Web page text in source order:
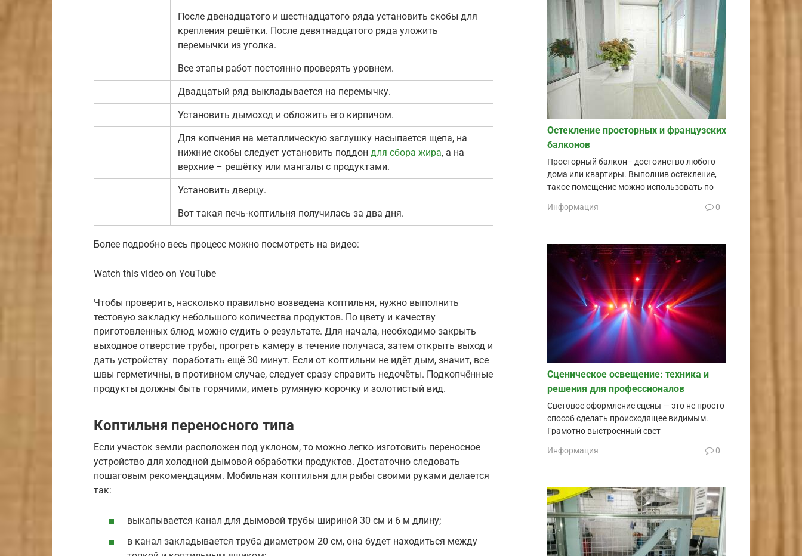
После двенадцатого и шестнадцатого ряда установить скобы для
крепления решётки. После девятнадцатого ряда уложить
перемычки из уголка.
Все этапы работ постоянно проверять уровнем.
Двадцатый ряд выкладывается на перемычку.
Установить дымоход и обложить его кирпичом.
Для копчения на металлическую заглушку насыпается щепа, на
нижние скобы следует установить поддон для сбора жира, а на
верхние – решётку или мангалы с продуктами.
Установить дверцу.
Вот такая печь-коптильня получилась за два дня.
Более подробно весь процесс можно посмотреть на видео:
Watch this video on YouTube
Чтобы проверить, насколько правильно возведена коптильня, нужно выполнить
тестовую закладку небольшого количества продуктов. По цвету и качеству
приготовленных блюд можно судить о результате. Для начала, необходимо закрыть
выходное отверстие трубы, прогреть камеру в течение получаса, затем открыть выход и
дать устройству поработать ещё 30 минут. Если от коптильни не идёт дым, значит, все
швы герметичны, в противном случае, следует сразу справить недочёты. Подкопчённые
продукты должны быть горячими, иметь румяную корочку и золотистый вид.
Коптильня переносного типа
Если участок земли расположен под уклоном, то можно легко изготовить переносное
устройство для холодной дымовой обработки продуктов. Достаточно следовать
пошаговым рекомендациям. Мобильная коптильня для рыбы своими руками делается
так:
выкапывается канал для дымовой трубы шириной 30 см и 6 м длину;
в канал закладывается труба диаметром 20 см, она будет находиться между
Остекление просторных и французских
балконов
Просторный балкон– достоинство любого
дома или квартиры. Выполнив остекление,
такое помещение можно использовать по
Информация 0
Сценическое освещение: техника и
решения для профессионалов
Световое оформление сцены — это не просто
способ сделать происходящее видимым.
Грамотно выстроенный свет
Информация 0